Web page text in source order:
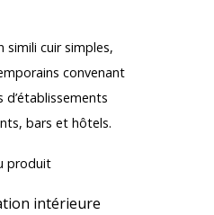
simili cuir simples,
convenant
bars et hôtels.
produit
intérieure